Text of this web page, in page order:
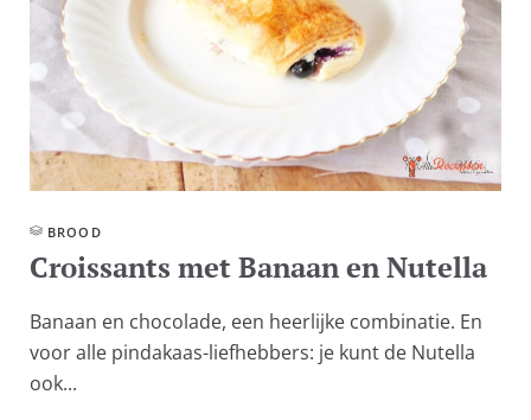
BROOD
Croissants met Banaan en Nutella
Banaan en chocolade, een heerlijke combinatie. En
voor alle pindakaas-liefhebbers: je kunt de Nutella
ook...